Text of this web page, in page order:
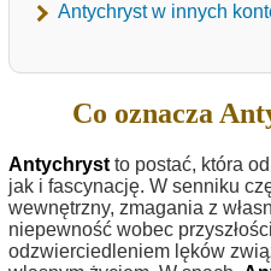
Antychryst w innych
Co oznacza
Antychryst to postać, która
jak i fascynację. W senniku
wewnętrzny, zmagania z
niepewność wobec
odzwierciedleniem lęków